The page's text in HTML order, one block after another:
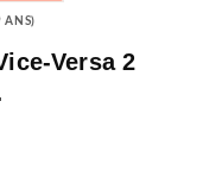
ANS)
Versa 2